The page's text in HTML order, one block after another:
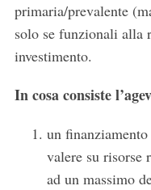
primaria/prevalente
solo se funzionali alla
investimento.
In cosa consiste
un
valere su risorse
ad un massimo